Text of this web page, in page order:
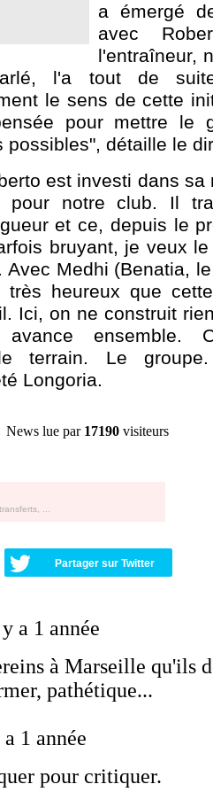
a émergé
avec
l'entraîneur,
l'a tout de
le sens de cette
pour mettre le
possibles", détaille le
est investi dans sa
notre club. Il
et ce, depuis le
bruyant, je veux
Avec Medhi (Benatia,
très heureux que
Ici, on ne construit
ensemble.
terrain. Le
Longoria.
News lue par 17190 visiteurs
...
Partager sur Twitter